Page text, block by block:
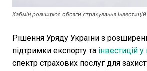
Кабмін розширює обсяги страхування
Рішення Уряду України з
підтримки експорту та інвестицій у
спектр страхових послуг для